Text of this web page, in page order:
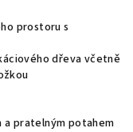
prostoru s
dřeva včetně
a pratelným potahem